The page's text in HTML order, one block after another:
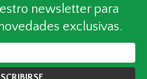
newsletter para
exclusivas.